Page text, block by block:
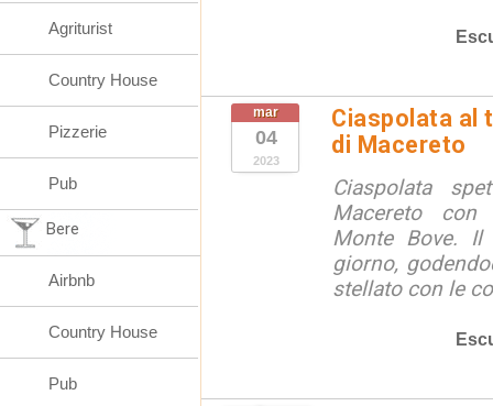
mar
04
2023
Ciaspolata al
di Macereto
Ciaspolata
Macereto
Monte Bove.
giorno,
stellato con le
Agriturist
Country House
Pizzerie
Pub
Bere
Airbnb
Country House
Pub